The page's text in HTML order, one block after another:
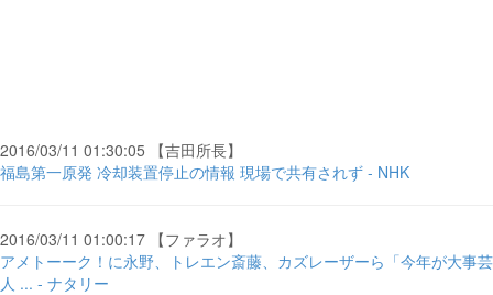
2016/03/11 01:30:05 【吉田所長】
福島第一原発 冷却装置停止の情報 現場で共有されず - NHK
2016/03/11 01:00:17 【ファラオ】
アメトーーク！に永野、トレエン斎藤、カズレーザーら「今年が大事芸
人 ... - ナタリー